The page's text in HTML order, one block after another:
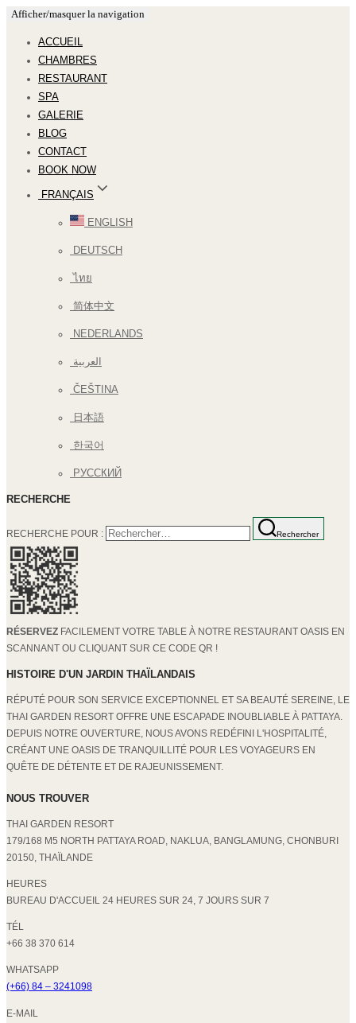
Afficher/masquer la navigation
ACCUEIL
CHAMBRES
RESTAURANT
SPA
GALERIE
BLOG
CONTACT
BOOK NOW
FRANÇAIS
ENGLISH
DEUTSCH
ไทย
简体中文
NEDERLANDS
العربية
ČEŠTINA
日本語
한국어
РУССКИЙ
RECHERCHE
RECHERCHE POUR : Rechercher
RÉSERVEZ FACILEMENT VOTRE TABLE À NOTRE RESTAURANT OASIS EN
SCANNANT OU CLIQUANT SUR CE CODE QR !
HISTOIRE D'UN JARDIN THAÏLANDAIS
RÉPUTÉ POUR SON SERVICE EXCEPTIONNEL ET SA BEAUTÉ SEREINE, LE
THAI GARDEN RESORT OFFRE UNE ESCAPADE INOUBLIABLE À PATTAYA.
DEPUIS NOTRE OUVERTURE, NOUS AVONS REDÉFINI L'HOSPITALITÉ,
CRÉANT UNE OASIS DE TRANQUILLITÉ POUR LES VOYAGEURS EN
QUÊTE DE DÉTENTE ET DE RAJEUNISSEMENT.
NOUS TROUVER
THAI GARDEN RESORT
179/168 M5 NORTH PATTAYA ROAD, NAKLUA, BANGLAMUNG, CHONBURI
20150, THAÏLANDE
HEURES
BUREAU D'ACCUEIL 24 HEURES SUR 24, 7 JOURS SUR 7
TÉL
+66 38 370 614
WHATSAPP
(+66) 84 – 3241098
E-MAIL